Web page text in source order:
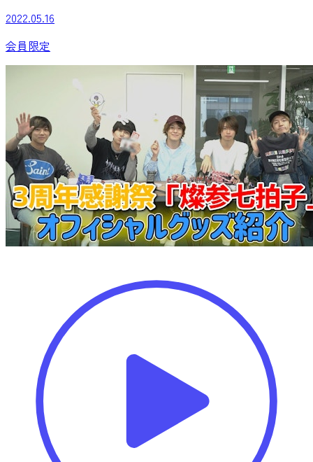
2022.05.16
会員限定